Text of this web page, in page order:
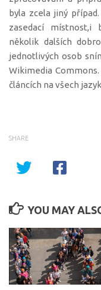
byla zcela jiný
zasedací místnost,i
několik dalších
jednotlivých osob
Wikimedia
článcích na všech
SHARE
YOU MAY